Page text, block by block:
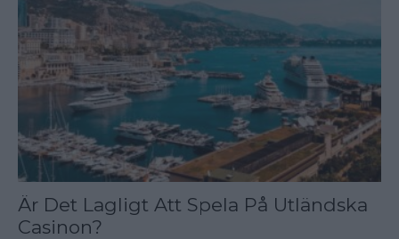
Är Det Lagligt Att Spela På Utländska
Casinon?